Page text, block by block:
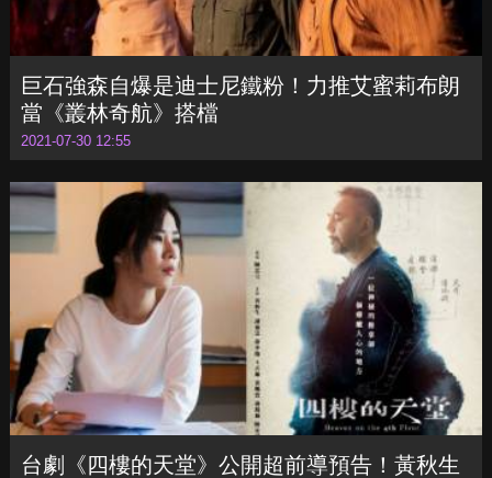
巨石強森自爆是迪士尼鐵粉！力推艾蜜莉布朗
當《叢林奇航》搭檔
2021-07-30 12:55
台劇《四樓的天堂》公開超前導預告！黃秋生
在「天堂」為謝盈萱化解心結
2021-07-29 17:26